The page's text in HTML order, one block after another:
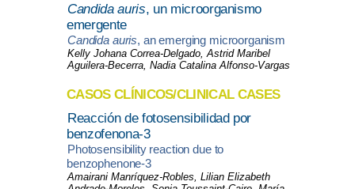
Candida auris, un microorganismo
emergente
Candida auris, an emerging microorganism
Kelly Johana Correa-Delgado, Astrid Maribel
Aguilera-Becerra, Nadia Catalina Alfonso-Vargas
CASOS CLÍNICOS/CLINICAL CASES
Reacción de fotosensibilidad por
benzofenona-3
Photosensibility reaction due to
benzophenone-3
Amairani Manríquez-Robles, Lilian Elizabeth